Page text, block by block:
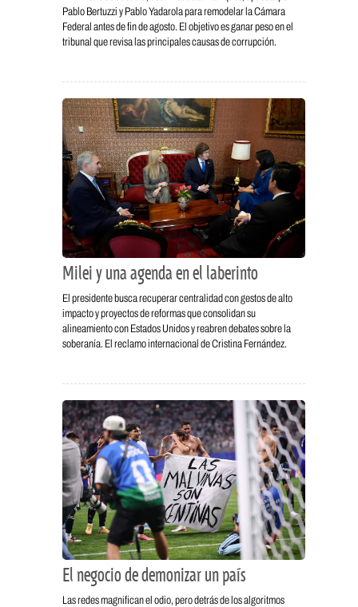
Pablo Bertuzzi y Pablo Yadarola para remodelar la Cámara
Federal antes de fin de agosto. El objetivo es ganar peso en el
tribunal que revisa las principales causas de corrupción.
Milei y una agenda en el laberinto
El presidente busca recuperar centralidad con gestos de alto
impacto y proyectos de reformas que consolidan su
alineamiento con Estados Unidos y reabren debates sobre la
soberanía. El reclamo internacional de Cristina Fernández.
El negocio de demonizar un país
Las redes magnifican el odio, pero detrás de los algoritmos